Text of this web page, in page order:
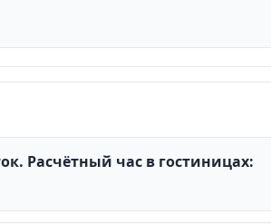
Расчётный час в гостиницах: